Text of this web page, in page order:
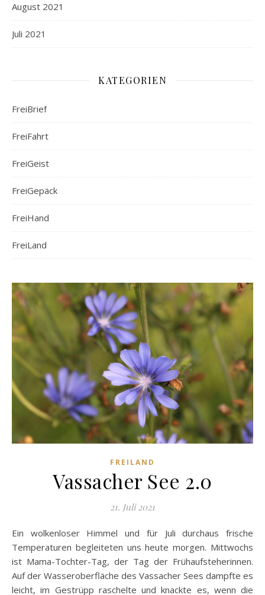
August 2021
Juli 2021
KATEGORIEN
FreiBrief
FreiFahrt
FreiGeist
FreiGepäck
FreiHand
FreiLand
FREILAND
Vassacher See 2.0
21. Juli 2021
Ein wolkenloser Himmel und für Juli durchaus frische
Temperaturen begleiteten uns heute morgen. Mittwochs
ist Mama-Tochter-Tag, der Tag der Frühaufsteherinnen.
Auf der Wasseroberfläche des Vassacher Sees dampfte es
leicht, im Gestrüpp raschelte und knackte es, wenn die